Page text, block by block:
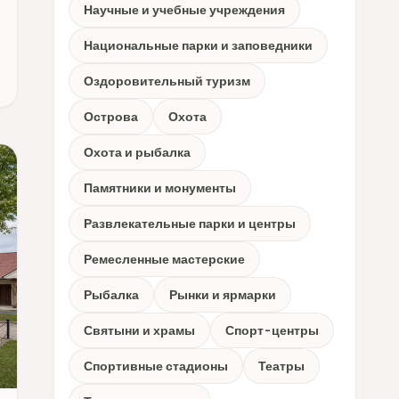
Научные и учебные учреждения
Национальные парки и заповедники
Оздоровительный туризм
Острова Охота
Охота и рыбалка
Памятники и монументы
Развлекательные парки и центры
Ремесленные мастерские
Рыбалка Рынки и ярмарки
Святыни и храмы Спорт-центры
Спортивные стадионы Театры